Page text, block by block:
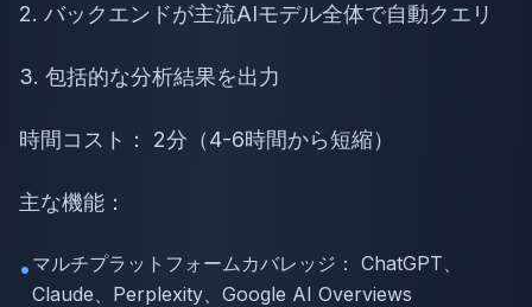
2. バックエンドが主流AIモデル全体で自動クエリ
3. 包括的な分析結果を出力
時間コスト： 2分（4-6時間から短縮）
主な機能：
• マルチプラットフォームカバレッジ： ChatGPT、
Claude、Perplexity、Google AI Overviews